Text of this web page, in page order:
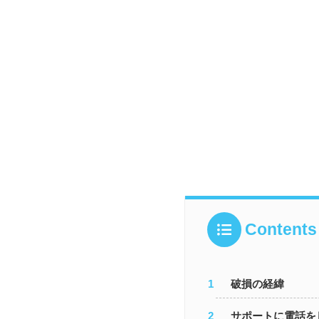
Contents
破損の経緯
サポートに電話